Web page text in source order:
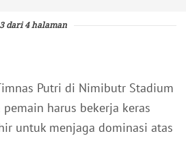
3 dari 4 halaman
Putri di Nimibutr Stadium
harus bekerja keras
untuk menjaga dominasi atas